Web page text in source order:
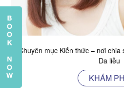
Chuyên mục Kiến thức – nơi
Da liễu
KHÁM